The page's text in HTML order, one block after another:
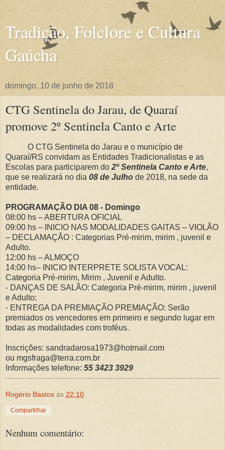
Tradição, Folclore e Cultura
Gaúcha
domingo, 10 de junho de 2018
CTG Sentinela do Jarau, de Quaraí
promove 2º Sentinela Canto e Arte
O CTG Sentinela do Jarau e o município de
Quaraí/RS convidam as Entidades Tradicionalistas e as
Escolas para participarem do 2º Sentinela Canto e Arte,
que se realizará no dia 08 de Julho de 2018, na sede da
entidade.
PROGRAMAÇÃO DIA 08 - Domingo
08:00 hs – ABERTURA OFICIAL
09:00 hs – INICIO NAS MODALIDADES GAITAS – VIOLÃO
– DECLAMAÇÃO : Categorias Pré-mirim, mirim , juvenil e
Adulto.
12:00 hs – ALMOÇO
14:00 hs– INICIO INTERPRETE SOLISTA VOCAL:
Categoria Pré-mirim, Mirim , Juvenil e Adulto.
- DANÇAS DE SALÃO: Categoria Pré-mirim, mirim , juvenil
e Adulto;
- ENTREGA DA PREMIAÇÃO PREMIAÇÃO: Serão
premiados os vencedores em primeiro e segundo lugar em
todas as modalidades com troféus.
Inscrições: sandradarosa1973@hotmail.com
ou mgsfraga@terra.com.br
Informações telefone: 55 3423 3929
Rogério Bastos às 22:10
Compartilhar
Nenhum comentário: